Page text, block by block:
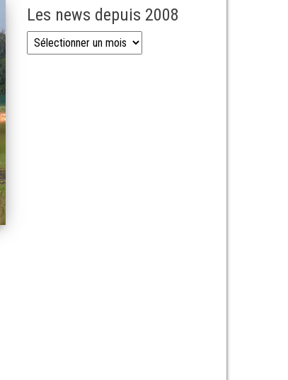
Les news depuis 2008
Les news depuis 2008